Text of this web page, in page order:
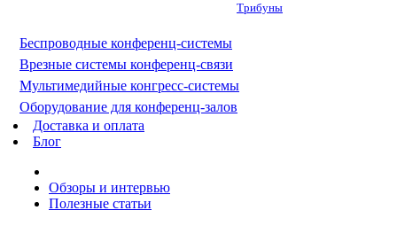
Трибуны
Беспроводные конференц-системы
Врезные системы конференц-связи
Мультимедийные конгресс-системы
Оборудование для конференц-залов
Доставка и оплата
Блог
Обзоры и интервью
Полезные статьи